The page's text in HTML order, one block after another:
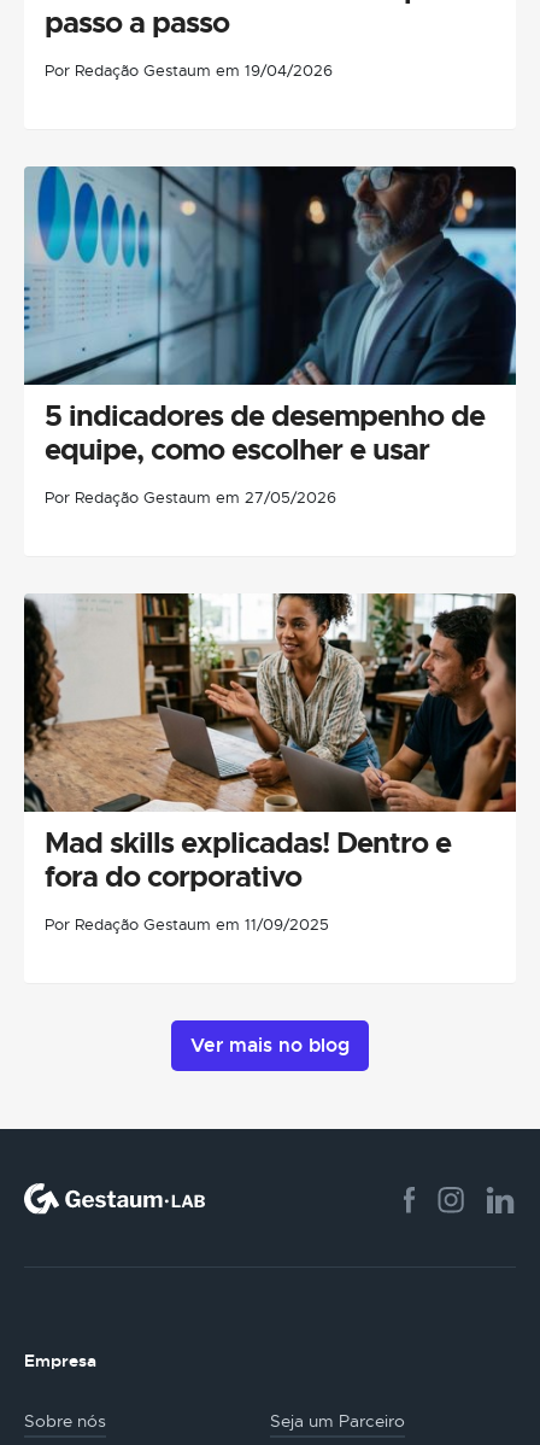
passo a passo
Por Redação Gestaum em 19/04/2026
5 indicadores de desempenho de
equipe, como escolher e usar
Por Redação Gestaum em 27/05/2026
Mad skills explicadas! Dentro e
fora do corporativo
Por Redação Gestaum em 11/09/2025
Ver mais no blog
Empresa
Sobre nós Seja um Parceiro